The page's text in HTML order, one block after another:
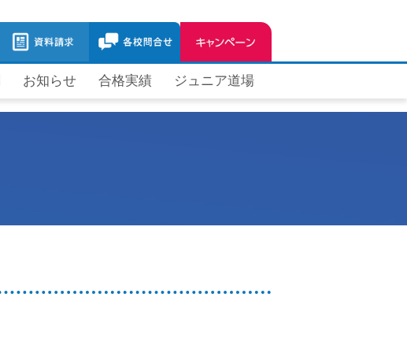
お知らせ 合格実績 ジュニア道場